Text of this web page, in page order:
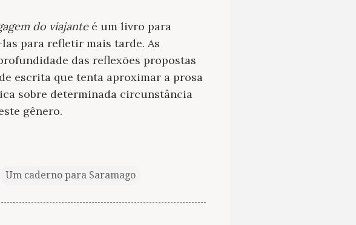
do viajanteé um livro para
para refletir mais tarde. As
das reflexões propostas
escrita que tenta aproximar a prosa
sobre determinada circunstância
gênero.
Um caderno para Saramago